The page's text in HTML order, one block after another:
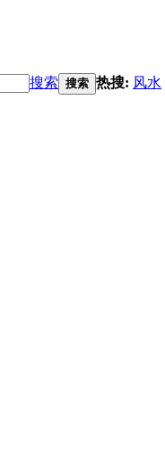
搜索 搜索 热搜: 风水